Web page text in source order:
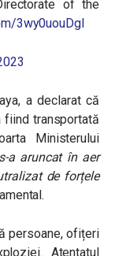
of the
3wy0uouDgI
a declarat că
fiind transportată
Ministerului
a aruncat în aer
de forțele
persoane, ofițeri
Atentatul